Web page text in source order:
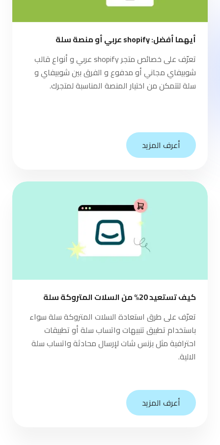
أيهما أفضل: shopify عربي أو منصة سلة
تعرّف على خصائص متجر shopify عربي و أنواع قالب
شوبيفاي مجاني أو مدفوع و الفرق بين شوبيفاي و
سلة لتتمكن من اختيار المنصة المناسبة لمتجرك.
أعرف المزيد
كيف تستعيد 20% من السلات المتروكة سلة
تعرّف على طرق استعادة السلات المتروكة سلة سواء
باستخدام تطبيق تنبيهات واتساب سلة أو تطبيقات
احترافية مثل بزنس شات لإرسال محادثة واتساب سلة
الالية.
أعرف المزيد